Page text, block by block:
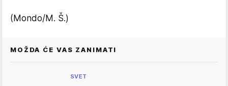
(Mondo/M. Š.)
MOŽDA ĆE VAS ZANIMATI
SVET